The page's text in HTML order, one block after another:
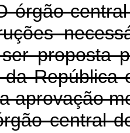
órgão
proposta
República
aprovação
central